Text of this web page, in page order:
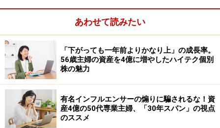
や生活様式がうまれた昨今。そんな中で企業の業績がど
う変化していくのか。株式市場全体の流れも楽しみな一
年となりそうです。
※記載している株価や優待内容は、記事執筆時点でのも
のになります。また、記載している情報は、正確かつ信
頼しうると判断した情報源から入手しておりますが、そ
の正確性または完全性を保証したものではありません。
あわせて読みたい
「下がっても一年前よりかなり上」の成長率。
56歳主婦の資産を4億に増やしたハイテク個別
株の魅力
有名インフルエンサーの煽りに騙されるな！資
産4億の50代専業主婦、「30年スパン」の視点
のススメ